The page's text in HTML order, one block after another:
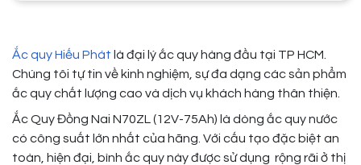
Ắc quy Hiếu Phát là đại lý ắc quy hàng đầu tại TP HCM.
Chúng tôi tự tin về kinh nghiệm, sự đa dạng các sản phẩm
ắc quy chất lượng cao và dịch vụ khách hàng thân thiện.
Ắc Quy Đồng Nai N70ZL (12V-75Ah) là dòng ắc quy nước
có công suất lớn nhất của hãng. Với cấu tạo đặc biệt an
toàn, hiện đại, bình ắc quy này được sử dụng rộng rãi ở thị